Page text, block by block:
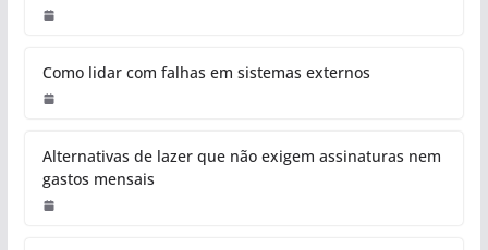
Como lidar com falhas em sistemas externos
Alternativas de lazer que não exigem assinaturas nem
gastos mensais